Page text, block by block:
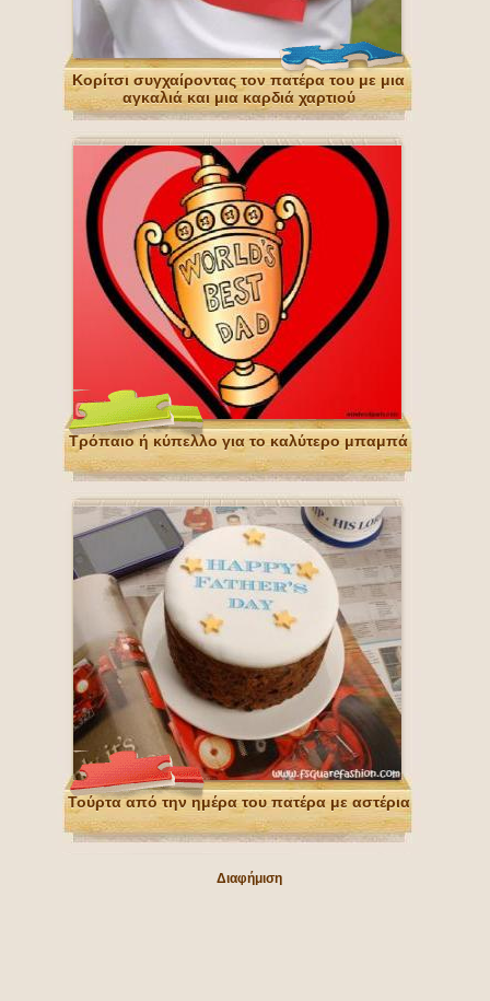
Κορίτσι συγχαίροντας τον πατέρα του με μια
αγκαλιά και μια καρδιά χαρτιού
Τρόπαιο ή κύπελλο για το καλύτερο μπαμπά
Τούρτα από την ημέρα του πατέρα με αστέρια
Διαφήμιση